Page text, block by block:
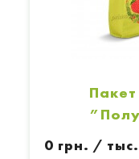
0 грн. /